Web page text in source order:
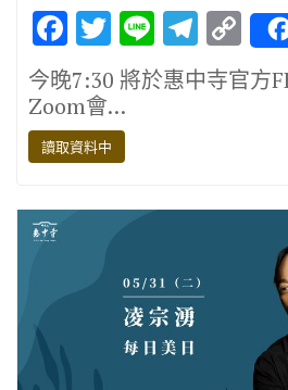
F
ac
e
b
o
o
T
w
it
te
r
Li
n
e
T
el
e
m
C
o
p
n
今晚7:30 將於惠中寺官方
Zoom會…
讀取資料中